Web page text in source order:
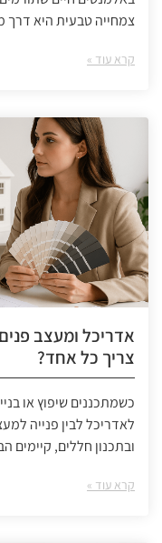
צמחייה טבעית היא דרך
קרא עוד »
אדריכל ומעצב
צריך כל אחד?
כשמתכננים שיפוץ או
לאדריכל לבין פנייה
ובתכנון חללים, קיימים
קרא עוד »